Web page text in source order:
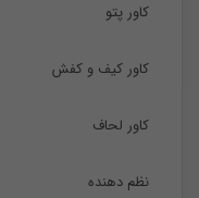
کاور پتو
کاور کیف و کفش
کاور لحاف
نظم دهنده